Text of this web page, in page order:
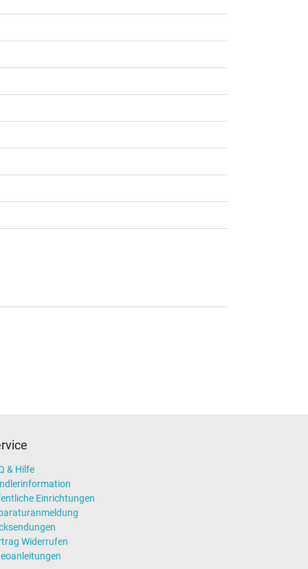
für Ihr Gerät handelt. Geben Sie hierfür bei
& Hilfe
Einrichtungen
Widerrufen